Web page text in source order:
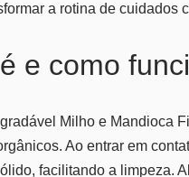
a rotina de cuidados
e como
Milho e Mandioca
Ao entrar em
facilitando a limpeza.